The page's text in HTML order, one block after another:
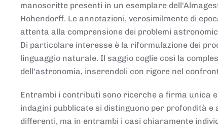
manoscritte presenti in un esemplare
Hohendorff. Le annotazioni, verosimilmente di
attenta alla comprensione dei problemi
Di particolare interesse è la riformulazione dei
linguaggio naturale. Il saggio coglie così la
dell'astronomia, inserendoli con rigore nel
Entrambi i contributi sono ricerche a firma unica
indagini pubblicate si distinguono per profondità
differenti, ma in entrambi i casi chiaramente